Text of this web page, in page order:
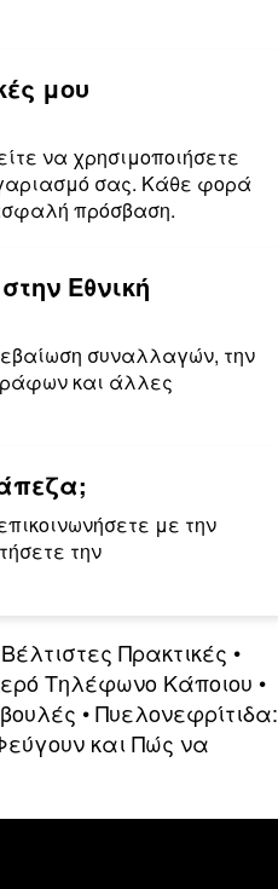
μου
να χρησιμοποιήσετε
σας. Κάθε φορά
πρόσβαση.
Εθνική
συναλλαγών, την
και άλλες
με την
την
Πρακτικές •
Τηλέφωνο Κάποιου •
•Πυελονεφρίτιδα:
και Πώς να